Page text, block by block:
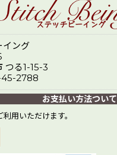
イング
つる1-15-3
2788
お支払い方法ついて
用いただけます。